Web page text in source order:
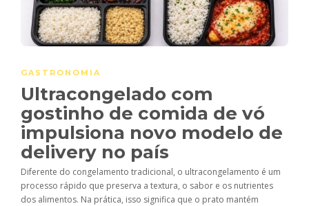
GASTRONOMIA
Ultracongelado com
gostinho de comida de vó
impulsiona novo modelo de
delivery no país
Diferente do congelamento tradicional, o ultracongelamento é um
processo rápido que preserva a textura, o sabor e os nutrientes
dos alimentos. Na prática, isso significa que o prato mantém